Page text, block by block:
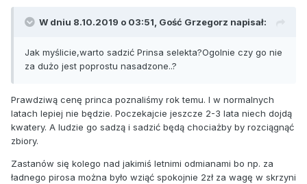
W dniu 8.10.2019 o 03:51, Gość Grzegorz napisał:
Jak myślicie,warto sadzić Prinsa selekta?Ogolnie czy go nie
za dużo jest poprostu nasadzone..?
Prawdziwą cenę princa poznaliśmy rok temu. I w normalnych
latach lepiej nie będzie. Poczekajcie jeszcze 2-3 lata niech dojdą
kwatery. A ludzie go sadzą i sadzić będą chociażby by rozciągnąć
zbiory.
Zastanów się kolego nad jakimiś letnimi odmianami bo np. za
ładnego pirosa można było wziąć spokojnie 2zł za wagę w skrzyni